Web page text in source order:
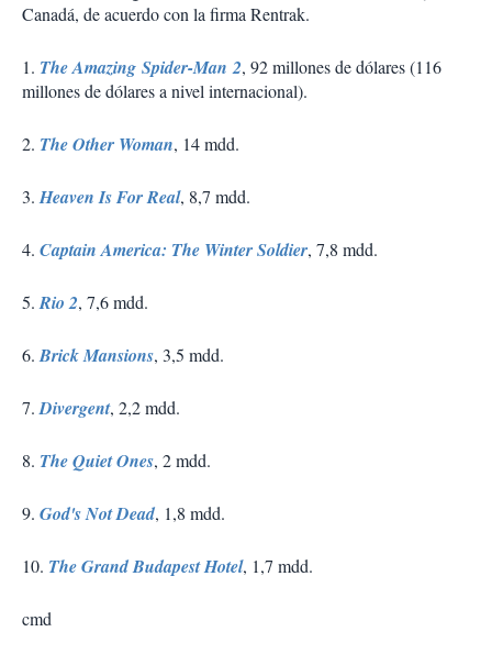
Canadá, de acuerdo con la firma Rentrak.
1. The Amazing Spider-Man 2, 92 millones de dólares (116
millones de dólares a nivel internacional).
2. The Other Woman, 14 mdd.
3.Heaven Is For Real, 8,7 mdd.
4. Captain America: The Winter Soldier, 7,8 mdd.
5.Rio 2, 7,6 mdd.
6.Brick Mansions, 3,5 mdd.
7.Divergent, 2,2 mdd.
8. The Quiet Ones, 2 mdd.
9. God's Not Dead, 1,8 mdd.
10. The Grand Budapest Hotel, 1,7 mdd.
cmd